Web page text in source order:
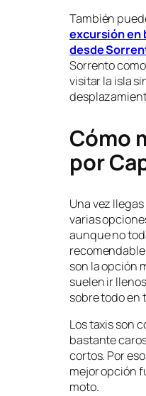
También
excursión en
desde
Sorrento
visitar la isla
Cómo
por
Una vez
varias
aunque no
son la opción
suelen ir
sobre todo en
Los taxis son
bastante
cortos. Por
mejor opción
moto.